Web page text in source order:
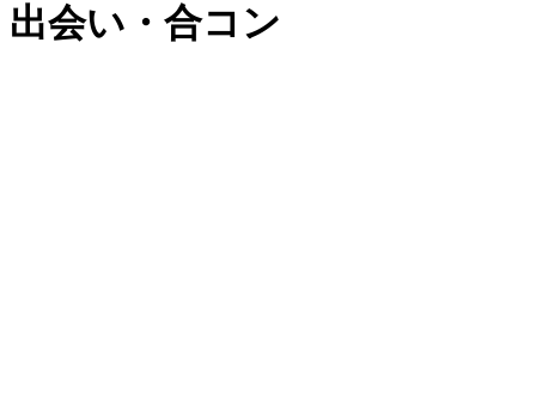
出会い・合コン